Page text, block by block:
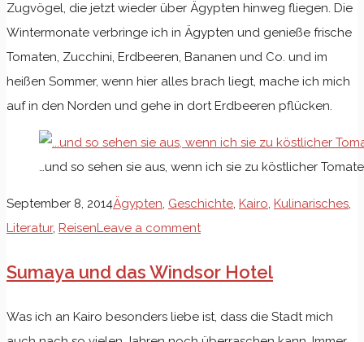
Zugvögel, die jetzt wieder über Ägypten hinweg fliegen. Die
Wintermonate verbringe ich in Ägypten und genieße frische
Tomaten, Zucchini, Erdbeeren, Bananen und Co. und im
heißen Sommer, wenn hier alles brach liegt, mache ich mich
auf in den Norden und gehe in dort Erdbeeren pflücken.
…und so sehen sie aus, wenn ich sie zu köstlicher
September 8, 2014Ägypten, Geschichte, Kairo, Kulinarisches,
Literatur, ReisenLeave a comment
Sumaya und das Windsor Hotel
Was ich an Kairo besonders liebe ist, dass die Stadt mich